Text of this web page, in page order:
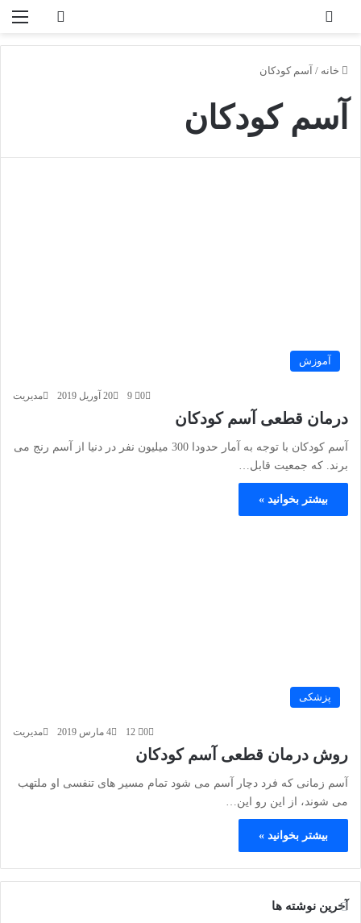
جستجو
خانه / آسم کودکان
آسم کودکان
آموزش
مدیریت 20 آوریل 2019 0
درمان قطعی آسم کودکان
آسم کودکان با توجه به آمار حدودا 300 میلیون نفر در دنیا از آسم رنج می
برند. که جمعیت قابل…
بیشتر بخوانید »
پزشکی
مدیریت 4 مارس 2019 0
روش درمان قطعی آسم کودکان
آسم زمانی که فرد دچار آسم می شود تمام مسیر های تنفسی او ملتهب
می شوند، از این رو این…
بیشتر بخوانید »
آخرین نوشته ها